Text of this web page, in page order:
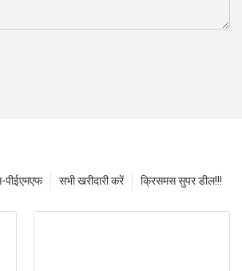
क्रिसमस सुपर डील!!!
सभी खरीदारी करें